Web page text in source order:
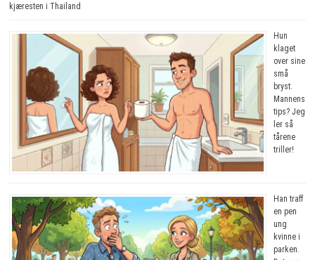
kjæresten i Thailand
Hun
klaget
over sine
små
bryst.
Mannens
tips? Jeg
ler så
tårene
triller!
Han traff
en pen
ung
kvinne i
parken.